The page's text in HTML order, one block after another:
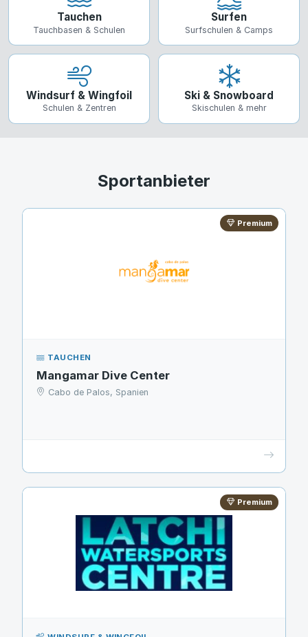
Tauchen
Tauchbasen & Schulen
Surfen
Surfschulen & Camps
Windsurf & Wingfoil
Schulen & Zentren
Ski & Snowboard
Skischulen & mehr
Sportanbieter
Premium
TAUCHEN
Mangamar Dive Center
Cabo de Palos, Spanien
Premium